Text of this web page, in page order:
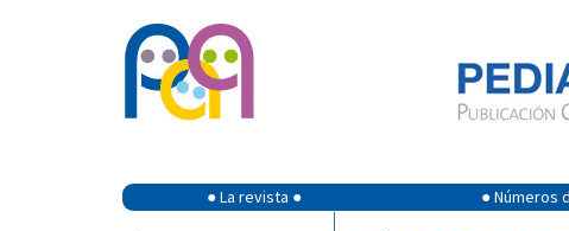
● La revista ● ● Números